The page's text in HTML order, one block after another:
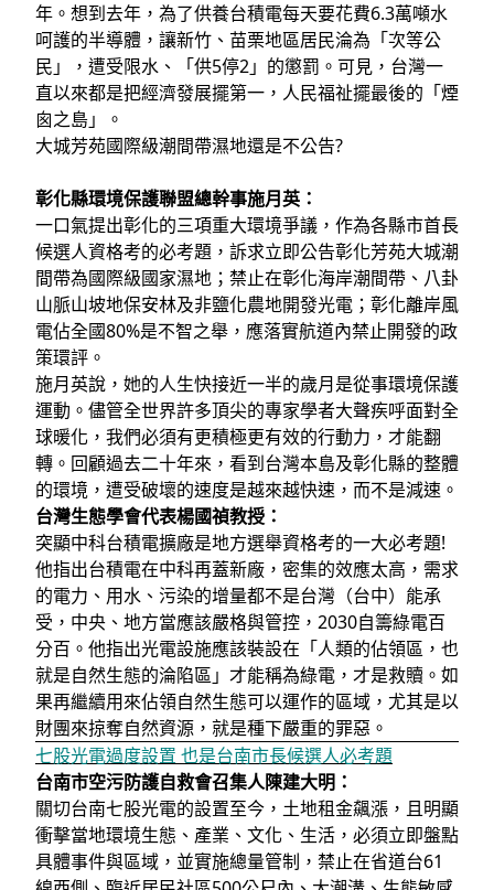
年。想到去年，為了供養台積電每天要花費6.3萬噸水
呵護的半導體，讓新竹、苗栗地區居民淪為「次等公
民」，遭受限水、「供5停2」的懲罰。可見，台灣一
直以來都是把經濟發展擺第一，人民福祉擺最後的「煙
囪之島」。
大城芳苑國際級潮間帶濕地還是不公告?
彰化縣環境保護聯盟總幹事施月英：
一口氣提出彰化的三項重大環境爭議，作為各縣市首長
候選人資格考的必考題，訴求立即公告彰化芳苑大城潮
間帶為國際級國家濕地；禁止在彰化海岸潮間帶、八卦
山脈山坡地保安林及非鹽化農地開發光電；彰化離岸風
電佔全國80%是不智之舉，應落實航道內禁止開發的政
策環評。
施月英說，她的人生快接近一半的歲月是從事環境保護
運動。儘管全世界許多頂尖的專家學者大聲疾呼面對全
球暖化，我們必須有更積極更有效的行動力，才能翻
轉。回顧過去二十年來，看到台灣本島及彰化縣的整體
的環境，遭受破壞的速度是越來越快速，而不是減速。
台灣生態學會代表楊國禎教授：
突顯中科台積電擴廠是地方選舉資格考的一大必考題!
他指出台積電在中科再蓋新廠，密集的效應太高，需求
的電力、用水、污染的增量都不是台灣（台中）能承
受，中央、地方當應該嚴格與管控，2030自籌綠電百
分百。他指出光電設施應該裝設在「人類的佔領區，也
就是自然生態的淪陷區」才能稱為綠電，才是救贖。如
果再繼續用來佔領自然生態可以運作的區域，尤其是以
財團來掠奪自然資源，就是種下嚴重的罪惡。
七股光電過度設置 也是台南市長候選人必考題
台南市空污防護自救會召集人陳建大明：
關切台南七股光電的設置至今，土地租金飆漲，且明顯
衝擊當地環境生態、產業、文化、生活，必須立即盤點
具體事件與區域，並實施總量管制，禁止在省道台61